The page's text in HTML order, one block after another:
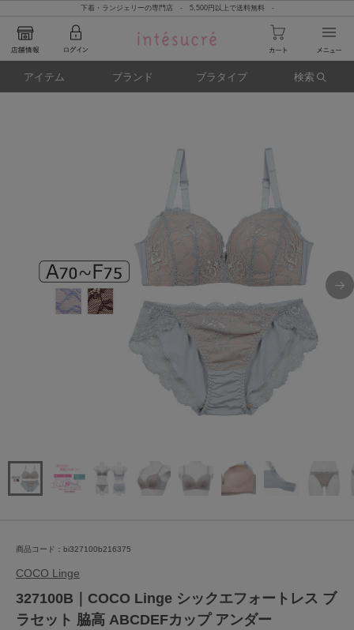
下着・ランジェリーの専門店 - 5,500円以上で送料無料 -
アイテム ブランド ブラタイプ 検索
商品コード：bi327100b216375
COCO Linge
327100B｜COCO Linge シックエフォートレス ブ
ラセット 脇高 ABCDEFカップ アンダー